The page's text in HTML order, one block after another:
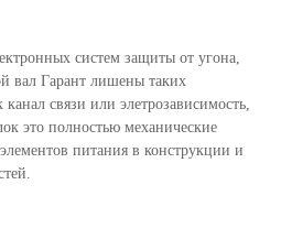
систем защиты от угона,
вал Гарант лишены таких
канал связи или элетрозависимость,
это полностью механические
питания в конструкции и